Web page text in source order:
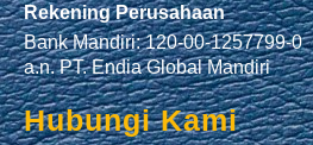
Rekening Perusahaan
Bank Mandiri: 120-00-1257799-0
a.n. PT. Endia Global Mandiri
Hubungi Kami